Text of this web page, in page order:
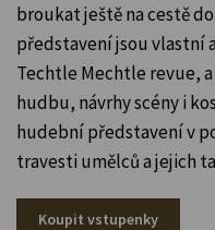
broukat ještě na cestě
představení jsou vlastní
Techtle Mechtle revue,
hudbu, návrhy scény i
hudební představení v
travesti umělců a jejich
Koupit vstupenky